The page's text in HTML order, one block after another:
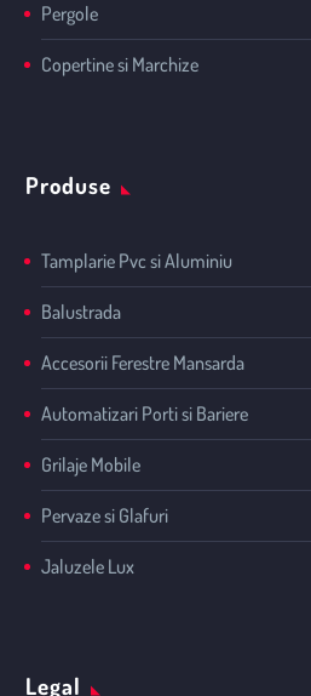
Pergole
Copertine si Marchize
Produse
Tamplarie Pvc si Aluminiu
Balustrada
Accesorii Ferestre Mansarda
Automatizari Porti si Bariere
Grilaje Mobile
Pervaze si Glafuri
Jaluzele Lux
Legal